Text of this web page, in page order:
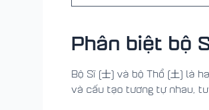
Phân biệt bộ
Bộ Sĩ (士) và bộ Thổ (土) là
và cấu tạo tương tự nhau,